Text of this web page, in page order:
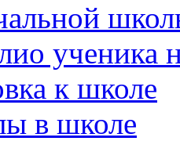
ученика
к школе
в школе